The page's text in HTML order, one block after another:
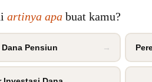
artinya apa buat kamu?
Dana Pensiun →